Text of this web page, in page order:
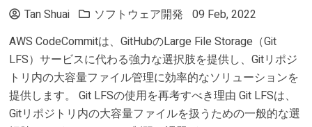
Tan Shuai ソフトウェア開発 09 Feb, 2022
AWS CodeCommitは、GitHubのLarge File Storage（Git
LFS）サービスに代わる強力な選択肢を提供し、Gitリポジ
トリ内の大容量ファイル管理に効率的なソリューションを
提供します。 Git LFSの使用を再考すべき理由 Git LFSは、
Gitリポジトリ内の大容量ファイルを扱うための一般的な選